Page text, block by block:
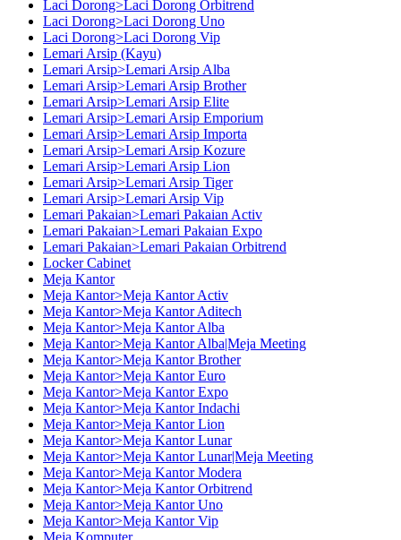
Laci Dorong>Laci Dorong Orbitrend
Laci Dorong>Laci Dorong Uno
Laci Dorong>Laci Dorong Vip
Lemari Arsip (Kayu)
Lemari Arsip>Lemari Arsip Alba
Lemari Arsip>Lemari Arsip Brother
Lemari Arsip>Lemari Arsip Elite
Lemari Arsip>Lemari Arsip Emporium
Lemari Arsip>Lemari Arsip Importa
Lemari Arsip>Lemari Arsip Kozure
Lemari Arsip>Lemari Arsip Lion
Lemari Arsip>Lemari Arsip Tiger
Lemari Arsip>Lemari Arsip Vip
Lemari Pakaian>Lemari Pakaian Activ
Lemari Pakaian>Lemari Pakaian Expo
Lemari Pakaian>Lemari Pakaian Orbitrend
Locker Cabinet
Meja Kantor
Meja Kantor>Meja Kantor Activ
Meja Kantor>Meja Kantor Aditech
Meja Kantor>Meja Kantor Alba
Meja Kantor>Meja Kantor Alba|Meja Meeting
Meja Kantor>Meja Kantor Brother
Meja Kantor>Meja Kantor Euro
Meja Kantor>Meja Kantor Expo
Meja Kantor>Meja Kantor Indachi
Meja Kantor>Meja Kantor Lion
Meja Kantor>Meja Kantor Lunar
Meja Kantor>Meja Kantor Lunar|Meja Meeting
Meja Kantor>Meja Kantor Modera
Meja Kantor>Meja Kantor Orbitrend
Meja Kantor>Meja Kantor Uno
Meja Kantor>Meja Kantor Vip
Meja Komputer